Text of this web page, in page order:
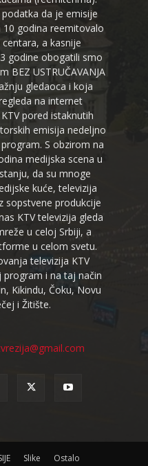
da je emisije
godina reemitovalo
a kasnije
godine obogatili smo
BEZ USTRUČAVANJA
gledaoca i koja
na internet
pored istaknutih
emisija nedeljno
S obzirom na
medijska scena u
da su mnoge
kuće, televizija
sopstvene produkcije
KTV televizija gleda
u celoj Srbiji, a
u celom svetu.
televizija KTV
i na taj način
Kikindu, Čoku, Novu
i Žitište.
Slike Ostalo